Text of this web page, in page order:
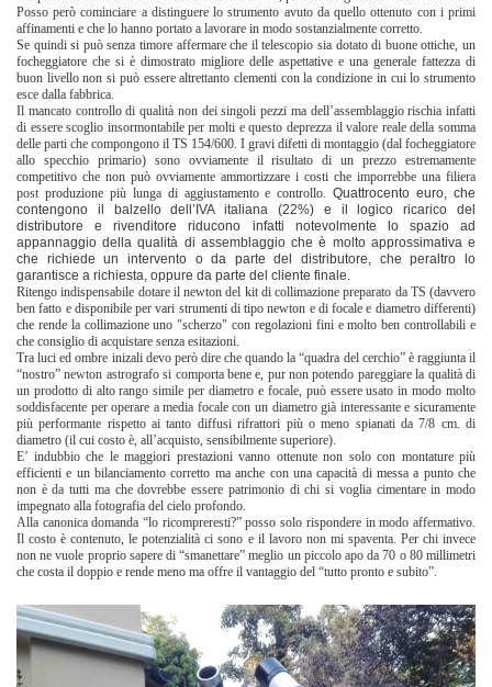
Posso però cominciare a distinguere lo strumento avuto da quello ottenuto con i primi
affinamenti e che lo hanno portato a lavorare in modo sostanzialmente corretto.
Se quindi si può senza timore affermare che il telescopio sia dotato di buone ottiche, un
focheggiatore che si è dimostrato migliore delle aspettative e una generale fattezza di
buon livello non si può essere altrettanto clementi con la condizione in cui lo strumento
esce dalla fabbrica.
Il mancato controllo di qualità non dei singoli pezzi ma dell’assemblaggio rischia infatti
di essere scoglio insormontabile per molti e questo deprezza il valore reale della somma
delle parti che compongono il TS 154/600. I gravi difetti di montaggio (dal focheggiatore
allo specchio primario) sono ovviamente il risultato di un prezzo estremamente
competitivo che non può ovviamente ammortizzare i costi che imporrebbe una filiera
post produzione più lunga di aggiustamento e controllo.Quattrocento euro, che
contengono il balzello dell’IVA italiana (22%) e il logico ricarico del
distributore e rivenditore riducono infatti notevolmente lo spazio ad
appannaggio della qualità di assemblaggio che è molto approssimativa e
che richiede un intervento o da parte del distributore, che peraltro lo
garantisce a richiesta, oppure da parte del cliente finale.
Ritengo indispensabile dotare il newton del kit di collimazione preparato da TS (davvero
ben fatto e disponibile per vari strumenti di tipo newton e di focale e diametro differenti)
che rende la collimazione uno "scherzo" con regolazioni fini e molto ben controllabili e
che consiglio di acquistare senza esitazioni.
Tra luci ed ombre inizali devo però dire che quando la “quadra del cerchio” è raggiunta il
“nostro” newton astrografo si comporta bene e, pur non potendo pareggiare la qualità di
un prodotto di alto rango simile per diametro e focale, può essere usato in modo molto
soddisfacente per operare a media focale con un diametro già interessante e sicuramente
più performante rispetto ai tanto diffusi rifrattori più o meno spianati da 7/8 cm. di
diametro (il cui costo è, all’acquisto, sensibilmente superiore).
E’ indubbio che le maggiori prestazioni vanno ottenute non solo con montature più
efficienti e un bilanciamento corretto ma anche con una capacità di messa a punto che
non è da tutti ma che dovrebbe essere patrimonio di chi si voglia cimentare in modo
impegnato alla fotografia del cielo profondo.
Alla canonica domanda “lo ricompreresti?” posso solo rispondere in modo affermativo.
Il costo è contenuto, le potenzialità ci sono e il lavoro non mi spaventa. Per chi invece
non ne vuole proprio sapere di “smanettare” meglio un piccolo apo da 70 o 80 millimetri
che costa il doppio e rende meno ma offre il vantaggio del “tutto pronto e subito”.